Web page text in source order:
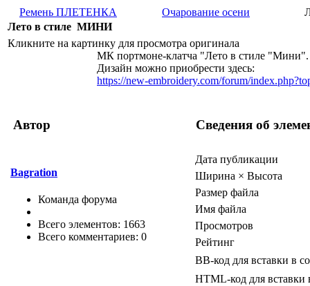
Ремень ПЛЕТЕНКА Очарование осени
Лето в стиле МИНИ
Кликните на картинку для просмотра оригинала
МК портмоне-клатча "Лето в стиле
Дизайн можно приобрести здесь:
https://new-embroidery.com/forum/
Автор Сведения об
Bagration
Команда форума
Всего элементов: 1663
Всего комментариев: 0
Дата публикации
Ширина × Высота
Размер файла
Имя файла
Просмотров
Рейтинг
BB-код для вставки в
HTML-код для вставки